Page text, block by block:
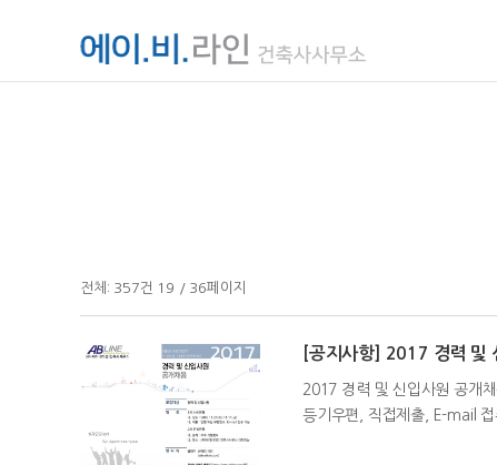
전체: 357건 19 / 36페이지
[공지사항] 2017 경력 및
2017 경력 및 신입사원 공개
등기우편, 직접제출, E-mail